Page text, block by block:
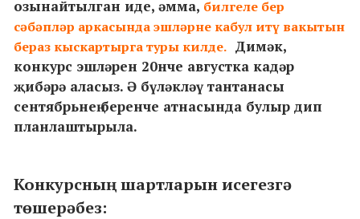
озынайтылган иде, әмма, билгеле бер
сәбәпләр аркасында эшләрне кабул итү вакытын
бераз кыскартырга туры килде. Димәк,
конкурс эшләрен 20нче августка кадәр
җибәрә аласыз. Ә бүләкләү тантанасы
сентябрьнең беренче атнасында булыр дип
планлаштырыла.
Конкурсның шартларын исегезгә
төшерәбез: